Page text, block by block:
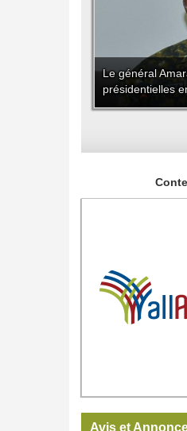
Le général
présidentielles
Avis et